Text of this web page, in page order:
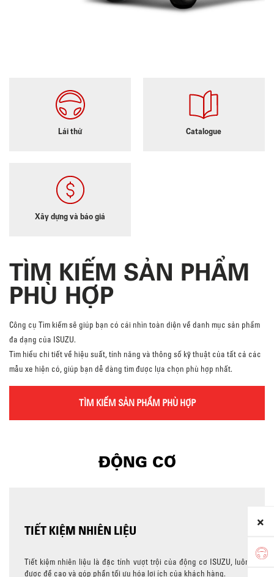
Lái thử Catalogue
Xây dựng và báo giá
TÌM KIẾM SẢN PHẨM
PHÙ HỢP
Công cụ Tìm kiếm sẽ giúp bạn có cái nhìn toàn diện về danh mục sản phẩm
đa dạng của ISUZU.
Tìm hiểu chi tiết về hiệu suất, tính năng và thông số kỹ thuật của tất cả các
mẫu xe hiện có, giúp bạn dễ dàng tìm được lựa chọn phù hợp nhất.
TÌM KIẾM SẢN PHẨM PHÙ HỢP
ĐỘNG CƠ
TIẾT KIỆM NHIÊN LIỆU
Tiết kiệm nhiên liệu là đặc tính vượt trội của động cơ ISUZU, luôn
được đề cao và góp phần tối ưu hóa lợi ích của khách hàng.